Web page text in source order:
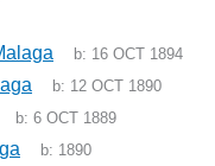
b: 16 OCT 1894
b: 12 OCT 1890
b:6 OCT 1889
b: 1890